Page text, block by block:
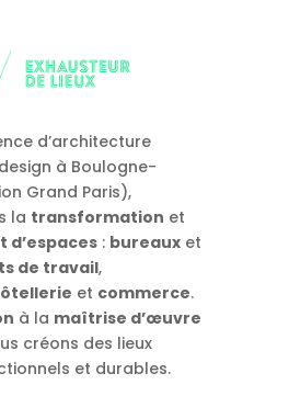
d’architecture
à Boulogne-
Grand Paris),
la transformation et
d’espaces : bureaux et
de travail,
et commerce.
à la maîtrise d’œuvre
créons des lieux
et durables.